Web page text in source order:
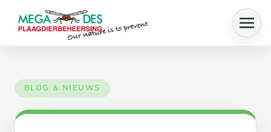
Skip to main content